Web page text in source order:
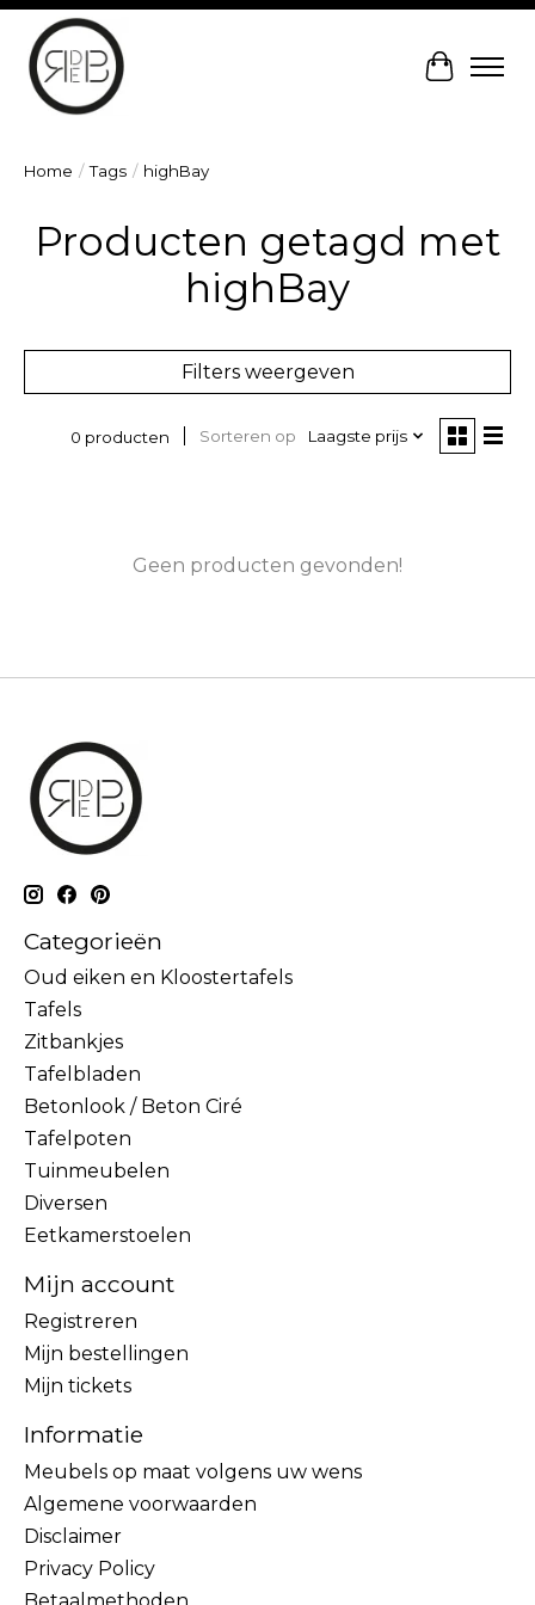
Home / Tags / highBay
Producten getagd met
highBay
Filters weergeven
0 producten Sorteren op Laagste prijs
Geen producten gevonden!
Categorieën
Oud eiken en Kloostertafels
Tafels
Zitbankjes
Tafelbladen
Betonlook / Beton Ciré
Tafelpoten
Tuinmeubelen
Diversen
Eetkamerstoelen
Mijn account
Registreren
Mijn bestellingen
Mijn tickets
Informatie
Meubels op maat volgens uw wens
Algemene voorwaarden
Disclaimer
Privacy Policy
Betaalmethoden